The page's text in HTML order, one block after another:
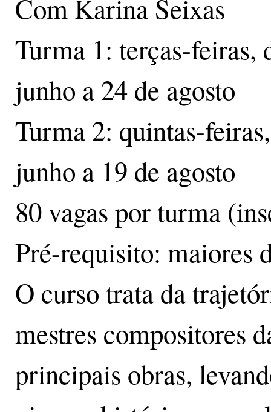
Com Karina Seixas
Turma 1: terças-feiras,
junho a 24 de agosto
Turma 2: quintas-
junho a 19 de agosto
80 vagas por turma
Pré-requisito: maiores
O curso trata da
mestres compositores
principais obras,